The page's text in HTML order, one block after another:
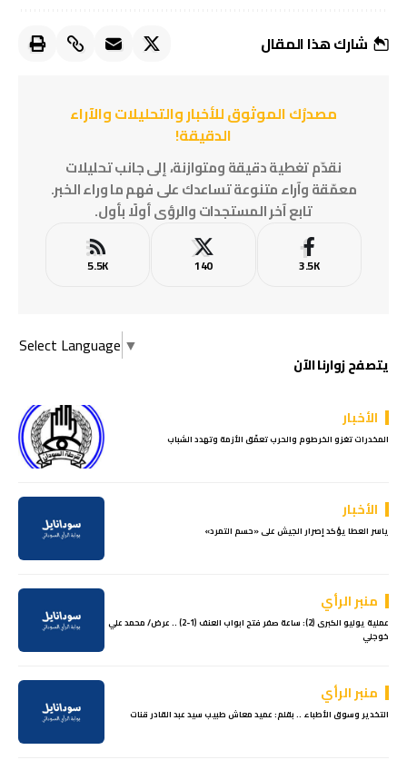
شارك هذا المقال
مصدرُك الموثوق للأخبار والتحليلات والآراء
الدقيقة!
نقدّم تغطية دقيقة ومتوازنة، إلى جانب تحليلات
معمّقة وآراء متنوعة تساعدك على فهم ما وراء الخبر.
تابع آخر المستجدات والرؤى أولًا بأول.
3.5K
140
5.5K
Select Language ▼
يتصفح زوارنا الآن
الأخبار
المخدرات تغزو الخرطوم والحرب تعمّق الأزمة وتهدد الشباب
الأخبار
ياسر العطا يؤكد إصرار الجيش على «حسم التمرد»
منبر الرأي
عملية يوليو الكبرى (2): ساعة صفر فتح ابواب العنف (1-2) .. عرض/ محمد علي
خوجلي
منبر الرأي
التخدير وسوق الأطباء .. بقلم: عميد معاش طبيب سيد عبد القادر قنات